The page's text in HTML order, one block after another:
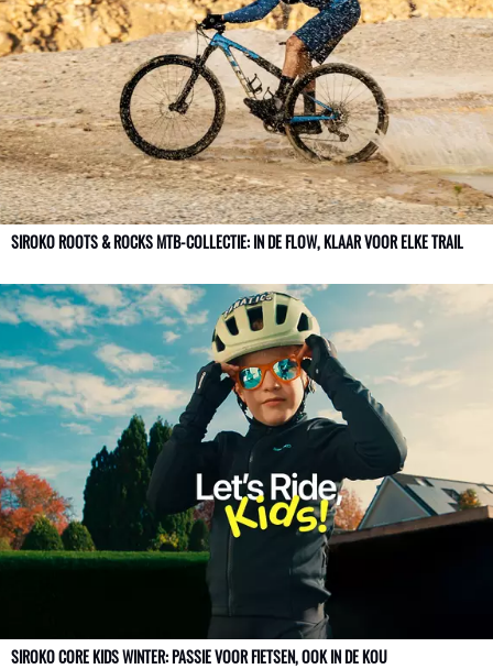
SIROKO ROOTS & ROCKS MTB-COLLECTIE: IN DE FLOW, KLAAR VOOR ELKE TRAIL
SIROKO CORE KIDS WINTER: PASSIE VOOR FIETSEN, OOK IN DE KOU